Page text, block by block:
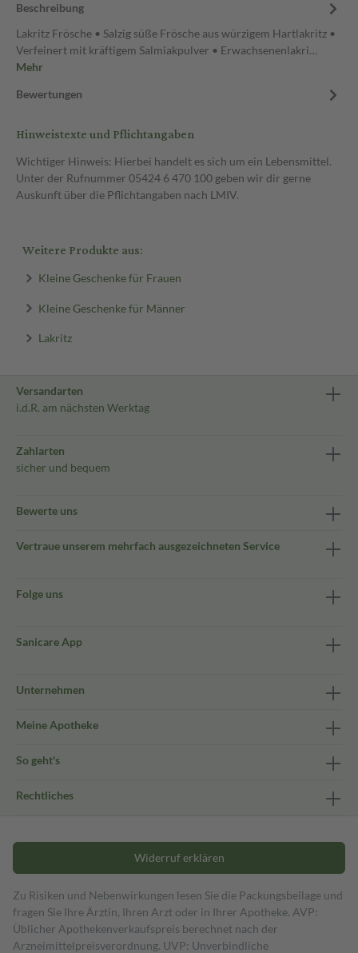
Beschreibung
Lakritz Frösche • Salzig süße Frösche aus würzigem Hartlakritz •
Verfeinert mit kräftigem Salmiakpulver • Erwachsenenlakri…
Mehr
Bewertungen
Hinweistexte und Pflichtangaben
Wichtiger Hinweis: Hierbei handelt es sich um ein Lebensmittel.
Unter der Rufnummer 05424 6 470 100 geben wir dir gerne
Auskunft über die Pflichtangaben nach LMIV.
Weitere Produkte aus:
Kleine Geschenke für Frauen
Kleine Geschenke für Männer
Lakritz
Versandarten
i.d.R. am nächsten Werktag
Zahlarten
sicher und bequem
Bewerte uns
Vertraue unserem mehrfach ausgezeichneten Service
Folge uns
Sanicare App
Unternehmen
Meine Apotheke
So geht's
Rechtliches
Widerruf erklären
Zu Risiken und Nebenwirkungen lesen Sie die Packungsbeilage und
fragen Sie Ihre Ärztin, Ihren Arzt oder in Ihrer Apotheke. AVP:
Üblicher Apothekenverkaufspreis berechnet nach der
Arzneimittelpreisverordnung. UVP: Unverbindliche